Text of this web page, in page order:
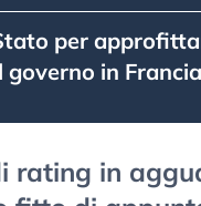
per
governo in Francia
rating in